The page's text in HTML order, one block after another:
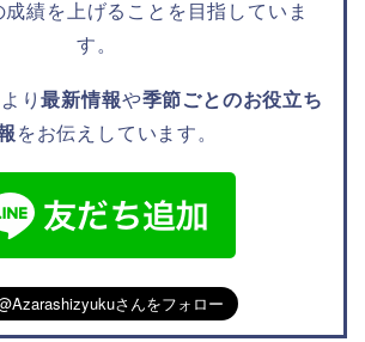
成績を上げることを目指していま
す。
り最新情報や季節ごとのお役立ち
をお伝えしています。